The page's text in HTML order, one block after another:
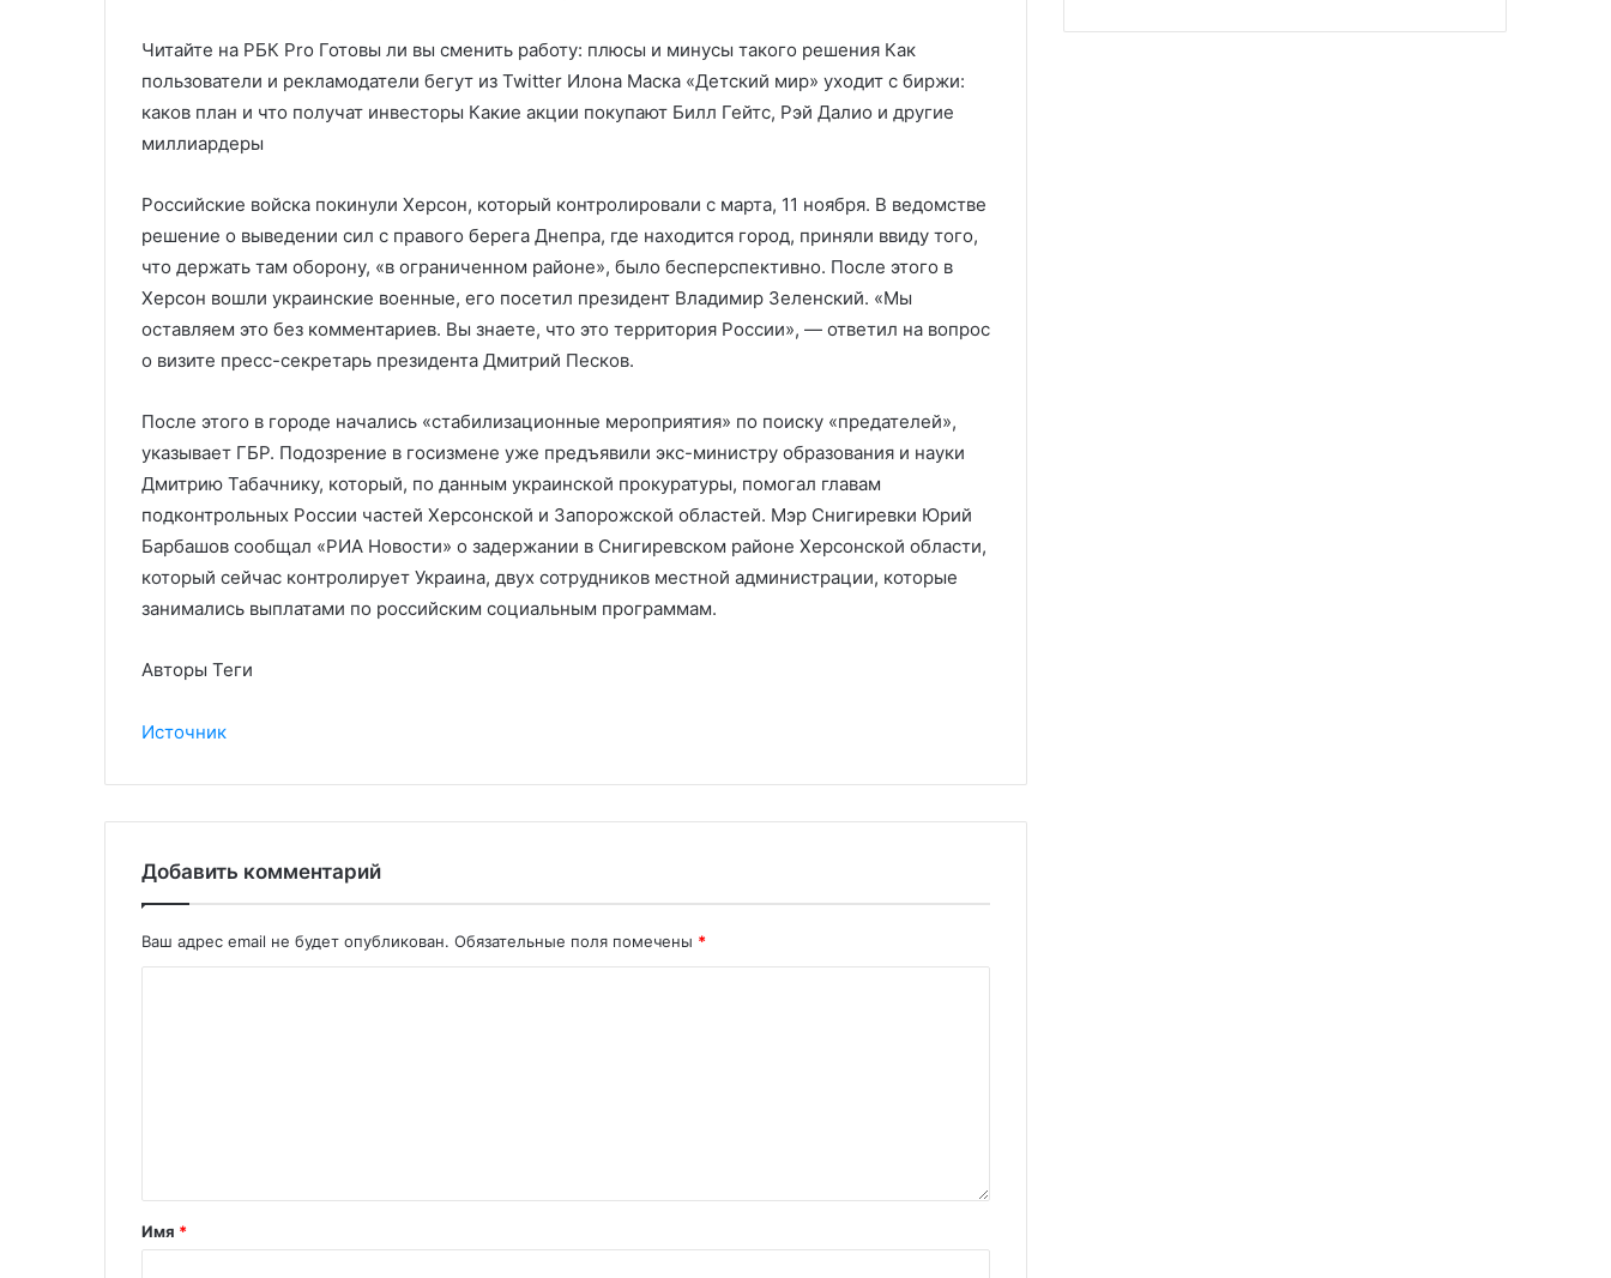
Читайте на РБК Pro Готовы ли вы сменить работу: плюсы и минусы такого решения Как
пользователи и рекламодатели бегут из Twitter Илона Маска «Детский мир» уходит с биржи:
каков план и что получат инвесторы Какие акции покупают Билл Гейтс, Рэй Далио и другие
миллиардеры
Российские войска покинули Херсон, который контролировали с марта, 11 ноября. В ведомстве
решение о выведении сил с правого берега Днепра, где находится город, приняли ввиду того,
что держать там оборону, «в ограниченном районе», было бесперспективно. После этого в
Херсон вошли украинские военные, его посетил президент Владимир Зеленский. «Мы
оставляем это без комментариев. Вы знаете, что это территория России», — ответил на вопрос
о визите пресс-секретарь президента Дмитрий Песков.
После этого в городе начались «стабилизационные мероприятия» по поиску «предателей»,
указывает ГБР. Подозрение в госизмене уже предъявили экс-министру образования и науки
Дмитрию Табачнику, который, по данным украинской прокуратуры, помогал главам
подконтрольных России частей Херсонской и Запорожской областей. Мэр Снигиревки Юрий
Барбашов сообщал «РИА Новости» о задержании в Снигиревском районе Херсонской области,
который сейчас контролирует Украина, двух сотрудников местной администрации, которые
занимались выплатами по российским социальным программам.
Авторы Теги
Источник
Добавить комментарий
Ваш адрес email не будет опубликован. Обязательные поля помечены *
Имя *